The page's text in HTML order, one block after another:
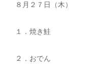
８月２７日（木）
１．焼き鮭
２．おでん